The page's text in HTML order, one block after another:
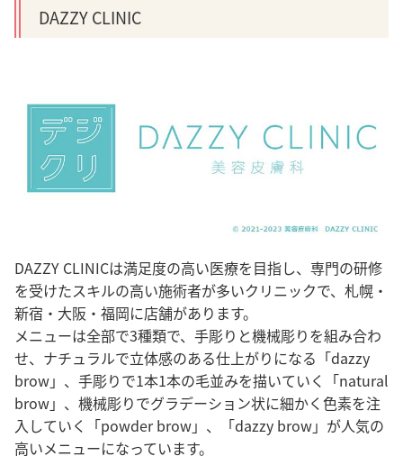
DAZZY CLINIC
DAZZY CLINICは満足度の高い医療を目指し、専門の研修
を受けたスキルの高い施術者が多いクリニックで、札幌・
新宿・大阪・福岡に店舗があります。
メニューは全部で3種類で、手彫りと機械彫りを組み合わ
せ、ナチュラルで立体感のある仕上がりになる「dazzy
brow」、手彫りで1本1本の毛並みを描いていく「natural
brow」、機械彫りでグラデーション状に細かく色素を注
入していく「powder brow」、「dazzy brow」が人気の
高いメニューになっています。